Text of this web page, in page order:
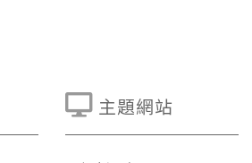
主題網站